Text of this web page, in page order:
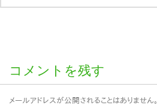
コメントを残す
メールアドレスが公開されることはありません。